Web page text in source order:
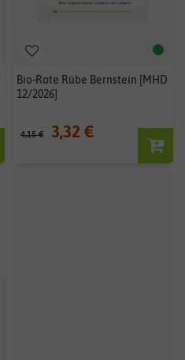
Bio-Rote Rübe Bernstein [MHD
12/2026]
4,15 € 3,32 €